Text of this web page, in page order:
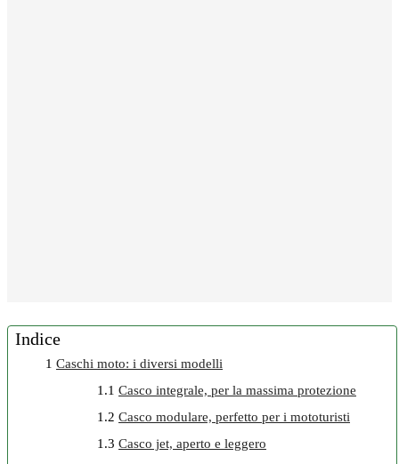
Indice
1 Caschi moto: i diversi modelli
1.1 Casco integrale, per la massima protezione
1.2 Casco modulare, perfetto per i mototuristi
1.3 Casco jet, aperto e leggero